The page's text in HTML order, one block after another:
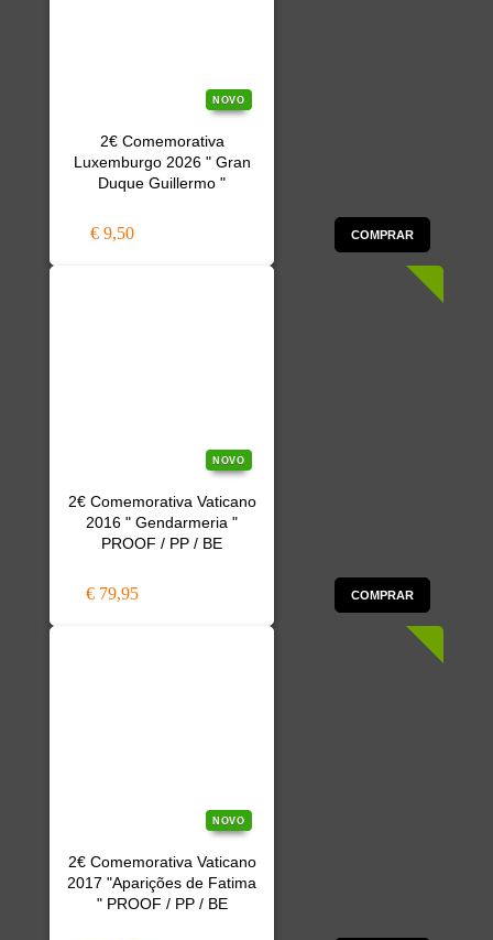
NOVO
2€ Comemorativa
Luxemburgo 2026 " Gran
Duque Guillermo "
€ 9,50 COMPRAR
NOVO
2€ Comemorativa Vaticano
2016 " Gendarmeria "
PROOF / PP / BE
€ 79,95 COMPRAR
NOVO
2€ Comemorativa Vaticano
2017 "Aparições de Fatima
" PROOF / PP / BE